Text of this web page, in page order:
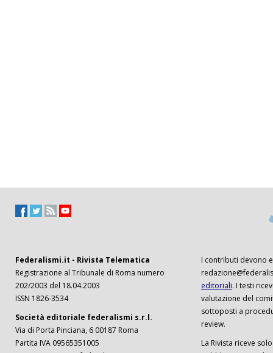
Federalismi.it - Rivista Telematica
Registrazione al Tribunale di Roma numero
202/2003 del 18.04.2003
ISSN 1826-3534
Società editoriale federalismi s.r.l.
Via di Porta Pinciana, 6 00187 Roma
Partita IVA 09565351005
I contributi devono
editoriali. I testi
valutazione del
sottoposti a
review.
La Rivista riceve